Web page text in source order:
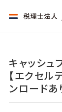
キャッシ
【エクセル
ンロードあ